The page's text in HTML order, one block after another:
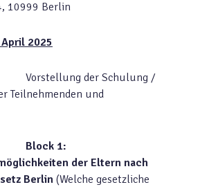
10999 Berlin
2025
Vorstellung der Schulung /
Teilnehmenden und
Block 1:
der Eltern nach
Berlin (Welche gesetzliche